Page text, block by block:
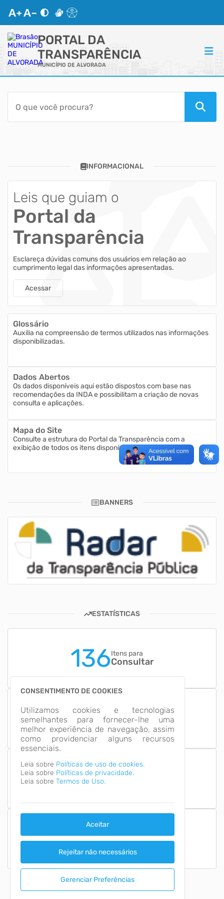
PORTAL DA
TRANSPARÊNCIA
MUNICÍPIO DE ALVORADA
ACESSO RÁPIDO
Acessibilidade
Autoatendimento
Mapa do Site
CONSENTIMENTO DE COOKIES
Utilizamos cookies e tecnologias
semelhantes para fornecer-lhe uma
melhor experiência de navegação, assim
como providenciar alguns recursos
essenciais.
Leia sobre Políticas de uso de cookies.
Leia sobre Políticas de privacidade.
Leia sobre Termos de Uso.
Aceitar
Rejeitar não necessários
Gerenciar Preferências
INFORMACIONAL
Leis que guiam o
Portal da
Transparência
Esclareça dúvidas comuns dos usuários em relação ao
cumprimento legal das informações apresentadas.
Acessar
Glossário
Auxilia na compreensão de termos utilizados nas informações
disponibilizadas.
Dados Abertos
Os dados disponíveis aqui estão dispostos com base nas
recomendações da INDA e possibilitam a criação de novas
consulta e aplicações.
Mapa do Site
Consulte a estrutura do Portal da Transparência com a
exibição de todos os itens disponíveis
BANNERS
ESTATÍSTICAS
136Itens para
Consultar
13 Grupos de
Informação
Número de Acessos
2,616,276
Última Atualização
07/08/2026